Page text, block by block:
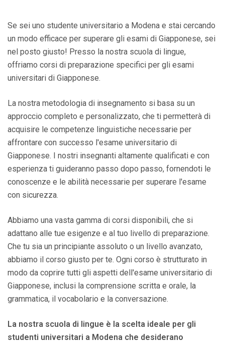
Se sei uno studente universitario a Modena e stai cercando
un modo efficace per superare gli esami di Giapponese, sei
nel posto giusto! Presso la nostra scuola di lingue,
offriamo corsi di preparazione specifici per gli esami
universitari di Giapponese.
La nostra metodologia di insegnamento si basa su un
approccio completo e personalizzato, che ti permetterà di
acquisire le competenze linguistiche necessarie per
affrontare con successo l'esame universitario di
Giapponese. I nostri insegnanti altamente qualificati e con
esperienza ti guideranno passo dopo passo, fornendoti le
conoscenze e le abilità necessarie per superare l'esame
con sicurezza.
Abbiamo una vasta gamma di corsi disponibili, che si
adattano alle tue esigenze e al tuo livello di preparazione.
Che tu sia un principiante assoluto o un livello avanzato,
abbiamo il corso giusto per te. Ogni corso è strutturato in
modo da coprire tutti gli aspetti dell'esame universitario di
Giapponese, inclusi la comprensione scritta e orale, la
grammatica, il vocabolario e la conversazione.
La nostra scuola di lingue è la scelta ideale per gli
studenti universitari a Modena che desiderano